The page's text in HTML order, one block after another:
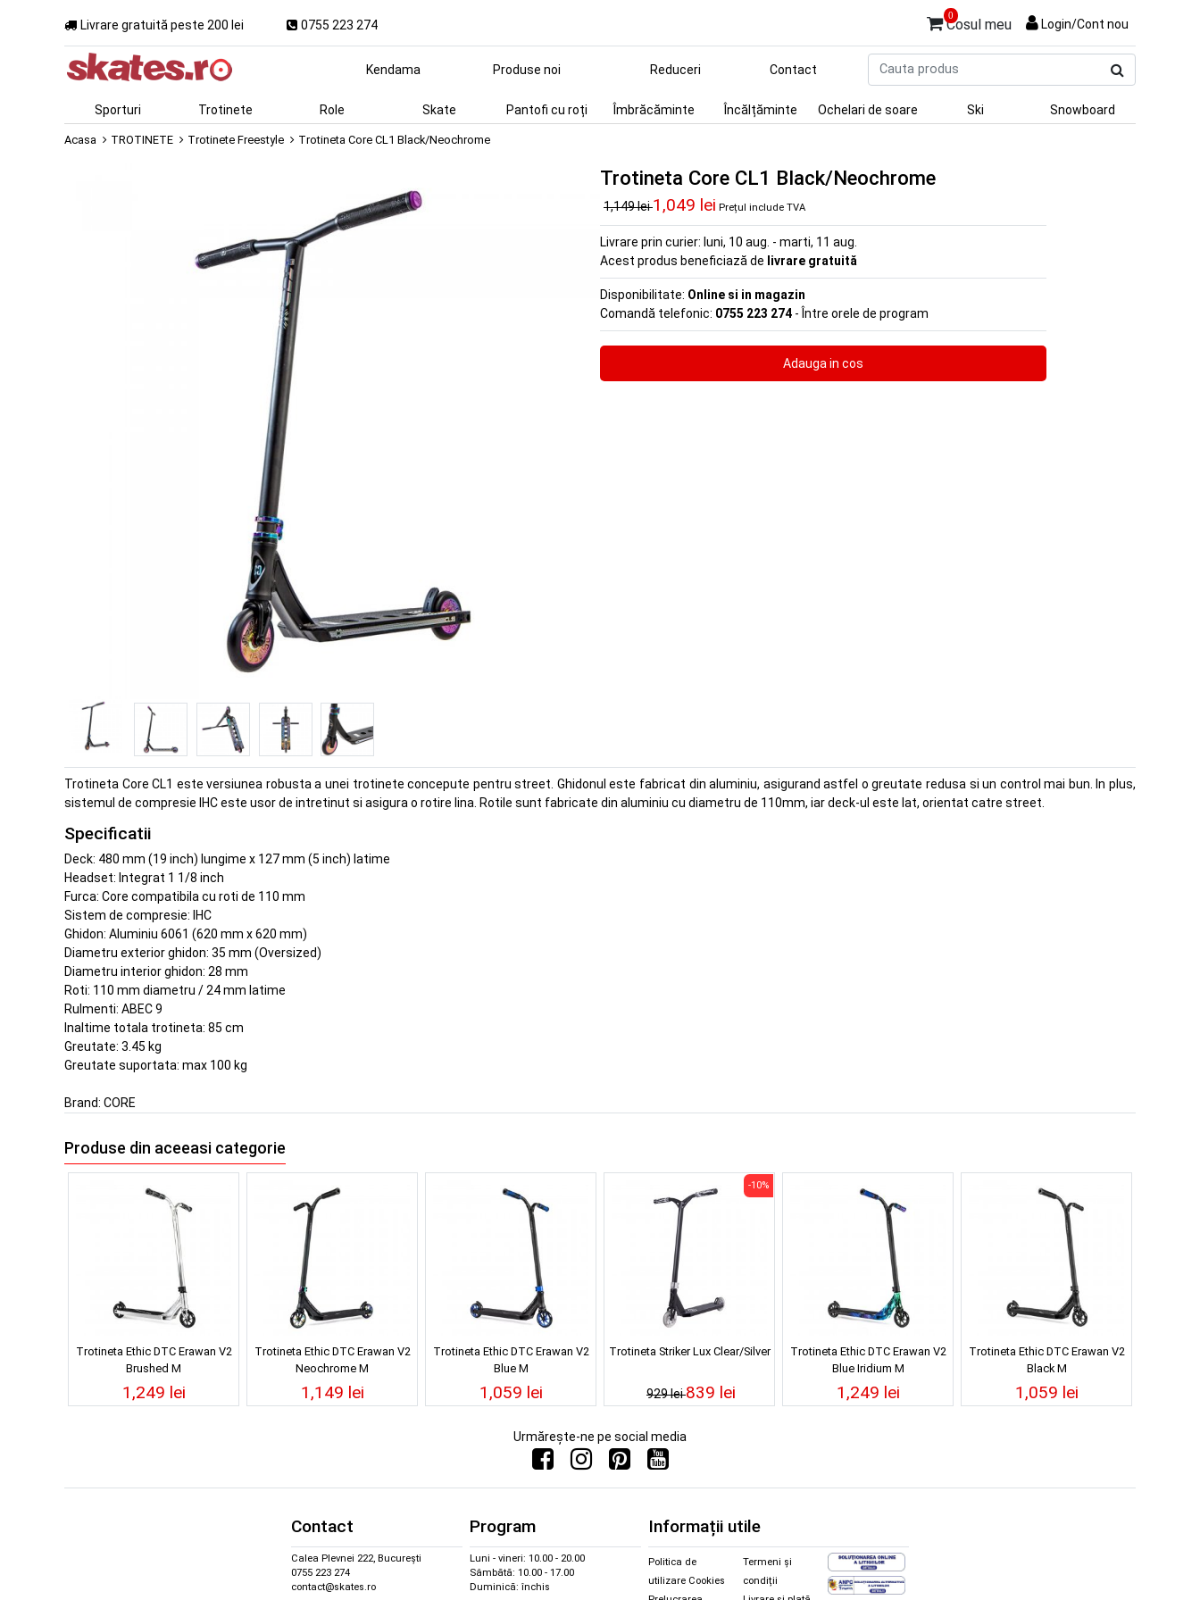
Livrare gratuită peste 200 lei 0755 223 274
0
Cosul meu Login/Cont nou
produs
Kendama Produse noi Reduceri Contact
Sporturi Trotinete Role Skate Pantofi cu roți Îmbrăcăminte Încălțăminte Ochelari de soare Ski Snowboard
Acasa TROTINETE Trotinete Freestyle Trotineta Core CL1 Black/Neochrome
Trotineta Core CL1 Black/Neochrome
1,149 lei1,049 lei Prețul include TVA
Livrare prin curier: luni, 10 aug. - marti, 11 aug.
Acest produs beneficiază de livrare gratuită
Disponibilitate: Online si in magazin
Comandă telefonic: 0755 223 274 - Între orele de program
Trotineta Core CL1 este versiunea robusta a unei trotinete concepute pentru street. Ghidonul este fabricat din aluminiu, asigurand astfel o greutate redusa si un control mai bun. In plus,
sistemul de compresie IHC este usor de intretinut si asigura o rotire lina. Rotile sunt fabricate din aluminiu cu diametru de 110mm, iar deck-ul este lat, orientat catre street.
Specificatii
Deck: 480 mm (19 inch) lungime x 127 mm (5 inch) latime
Headset: Integrat 1 1/8 inch
Furca: Core compatibila cu roti de 110 mm
Sistem de compresie: IHC
Ghidon: Aluminiu 6061 (620 mm x 620 mm)
Diametru exterior ghidon: 35 mm (Oversized)
Diametru interior ghidon: 28 mm
Roti: 110 mm diametru / 24 mm latime
Rulmenti: ABEC 9
Inaltime totala trotineta: 85 cm
Greutate: 3.45 kg
Greutate suportata: max 100 kg
Brand: CORE
Produse din aceeasi categorie
Trotineta Ethic DTC Erawan V2
Brushed M
1,249 lei
Trotineta Ethic DTC Erawan V2
Neochrome M
1,149 lei
Trotineta Ethic DTC Erawan V2
Blue M
1,059 lei
Trotineta Striker Lux Clear/Silver
929 lei
-10%
839 lei
Trotineta Ethic DTC Erawan V2
Blue Iridium M
1,249 lei
Trotineta Ethic DTC Erawan V2
Black M
1,059 lei
Urmărește-ne pe social media
Contact
Calea Plevnei 222, București
0755 223 274
contact@skates.ro
Program
Luni - vineri: 10.00 - 20.00
Sâmbătă: 10.00 - 17.00
Duminică: închis
Informații utile
Politica de
utilizare Cookies
Termeni și
condiții